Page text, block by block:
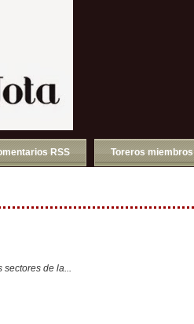
RSS Toreros miembros
de la...